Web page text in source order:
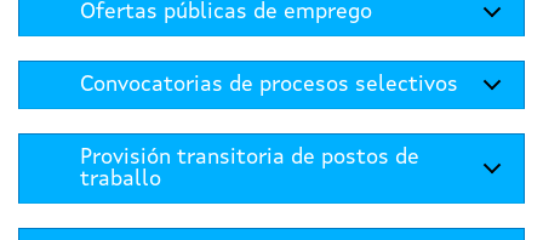
Ofertas públicas de emprego
Convocatorias de procesos selectivos
Provisión transitoria de postos de
traballo